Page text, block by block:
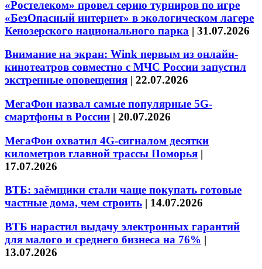
«Ростелеком» провел серию турниров по игре
«БезОпасный интернет» в экологическом лагере
Кенозерского национального парка | 31.07.2026
Внимание на экран: Wink первым из онлайн-
кинотеатров совместно с МЧС России запустил
экстренные оповещения | 22.07.2026
МегаФон назвал самые популярные 5G-
смартфоны в России | 20.07.2026
МегаФон охватил 4G-сигналом десятки
километров главной трассы Поморья |
17.07.2026
ВТБ: заёмщики стали чаще покупать готовые
частные дома, чем строить | 14.07.2026
ВТБ нарастил выдачу электронных гарантий
для малого и среднего бизнеса на 76% |
13.07.2026